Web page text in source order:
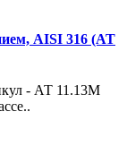
AISI 316 (АТ
- АТ 11.13М